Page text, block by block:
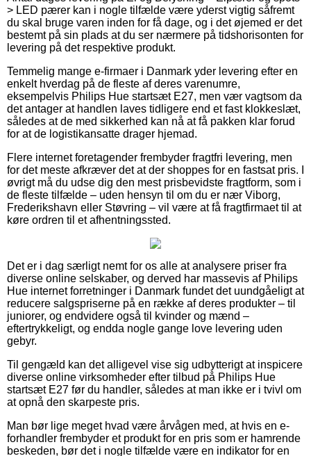
> LED pærer kan i nogle tilfælde være yderst vigtig såfremt
du skal bruge varen inden for få dage, og i det øjemed er det
bestemt på sin plads at du ser nærmere på tidshorisonten for
levering på det respektive produkt.
Temmelig mange e-firmaer i Danmark yder levering efter en
enkelt hverdag på de fleste af deres varenumre,
eksempelvis Philips Hue startsæt E27, men vær vagtsom da
det antager at handlen laves tidligere end et fast klokkeslæt,
således at de med sikkerhed kan nå at få pakken klar forud
for at de logistikansatte drager hjemad.
Flere internet foretagender frembyder fragtfri levering, men
for det meste afkræver det at der shoppes for en fastsat pris. I
øvrigt må du udse dig den mest prisbevidste fragtform, som i
de fleste tilfælde – uden hensyn til om du er nær Viborg,
Frederikshavn eller Støvring – vil være at få fragtfirmaet til at
køre ordren til et afhentningssted.
Det er i dag særligt nemt for os alle at analysere priser fra
diverse online selskaber, og derved har massevis af Philips
Hue internet forretninger i Danmark fundet det uundgåeligt at
reducere salgspriserne på en række af deres produkter – til
juniorer, og endvidere også til kvinder og mænd –
eftertrykkeligt, og endda nogle gange love levering uden
gebyr.
Til gengæld kan det alligevel vise sig udbytterigt at inspicere
diverse online virksomheder efter tilbud på Philips Hue
startsæt E27 før du handler, således at man ikke er i tvivl om
at opnå den skarpeste pris.
Man bør lige meget hvad være årvågen med, at hvis en e-
forhandler frembyder et produkt for en pris som er hamrende
beskeden, bør det i nogle tilfælde være en indikator for en